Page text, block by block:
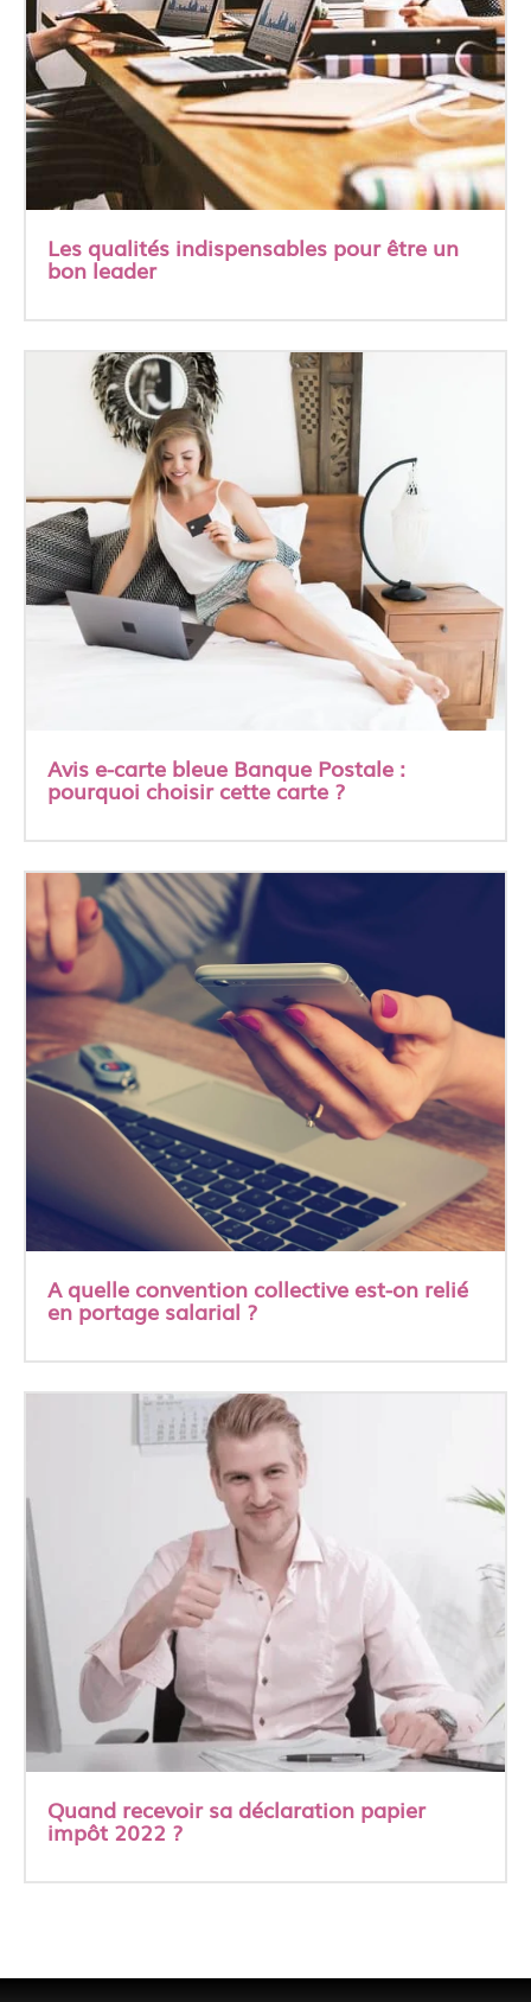
Les qualités indispensables pour être un
bon leader
Avis e-carte bleue Banque Postale :
pourquoi choisir cette carte ?
A quelle convention collective est-on relié
en portage salarial ?
Quand recevoir sa déclaration papier
impôt 2022 ?